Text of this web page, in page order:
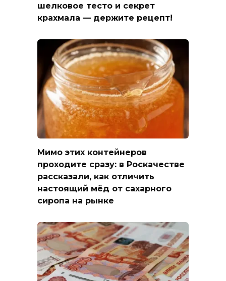
шелковое тесто и секрет
крахмала — держите рецепт!
Мимо этих контейнеров
проходите сразу: в Роскачестве
рассказали, как отличить
настоящий мёд от сахарного
сиропа на рынке